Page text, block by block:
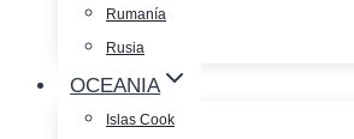
Rumanía
Rusia
OCEANIA
Islas Cook